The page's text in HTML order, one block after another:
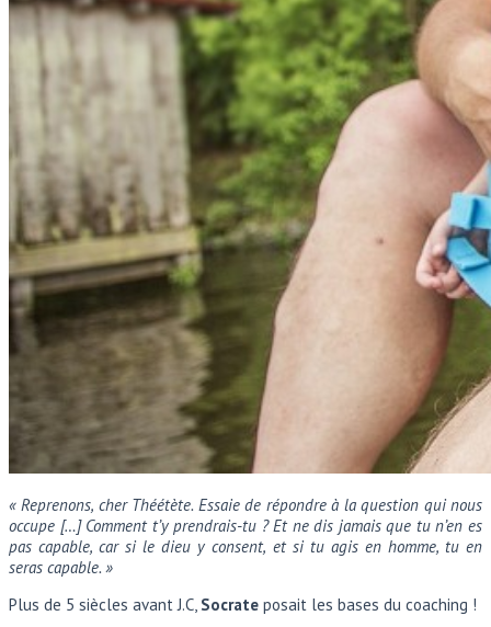
« Reprenons, cher Théétète. Essaie de répondre à la question qui nous
occupe […] Comment t’y prendrais-tu ? Et ne dis jamais que tu n’en es
pas capable, car si le dieu y consent, et si tu agis en homme, tu en
seras capable. »
Plus de 5 siècles avant J.C, Socrate posait les bases du coaching !